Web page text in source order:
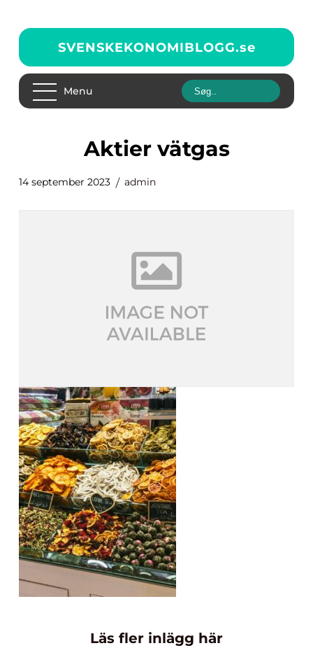
SVENSKEKONOMIBLOGG.se
Menu
aktier vätgas
14 september 2023 admin
Läs fler inlägg här